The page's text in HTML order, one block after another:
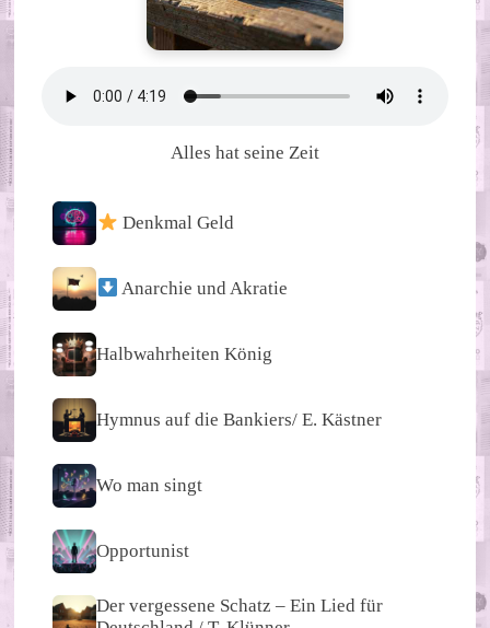
Alles hat seine Zeit
Denkmal Geld
Anarchie und Akratie
Halbwahrheiten König
Hymnus auf die Bankiers/ E. Kästner
Wo man singt
Opportunist
Der vergessene Schatz – Ein Lied für